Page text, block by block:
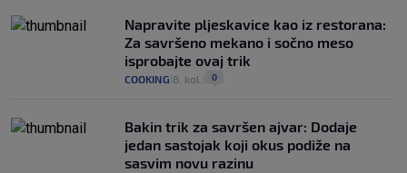
Napravite pljeskavice kao iz restorana:
Za savršeno mekano i sočno meso
isprobajte ovaj trik
COOKING 8. kol. 0
Bakin trik za savršen ajvar: Dodaje
jedan sastojak koji okus podiže na
sasvim novu razinu